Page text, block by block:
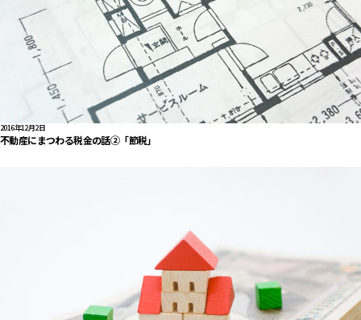
2016年12月2日
不動産にまつわる税金の話②「節税」